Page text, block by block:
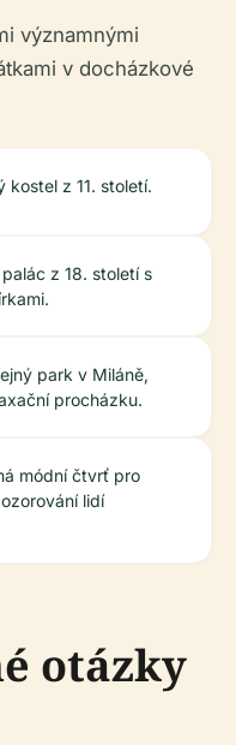
významnými
v docházkové
kostel z 11. století.
z 18. století s
park v Miláně,
procházku.
módní čtvrť pro
lidí
otázky